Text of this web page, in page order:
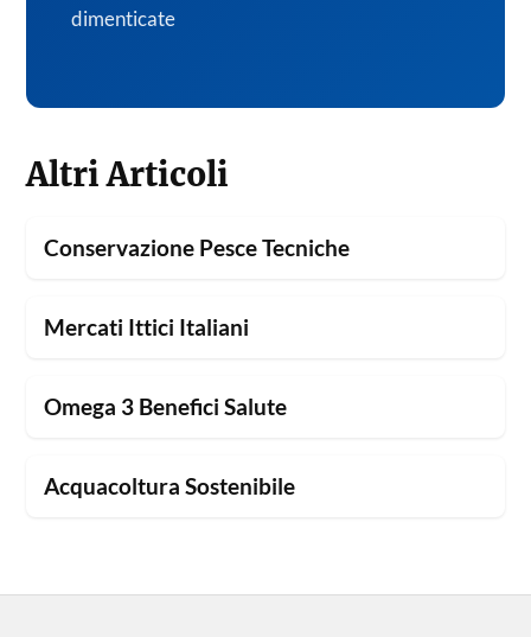
dimenticate
Altri Articoli
Conservazione Pesce Tecniche
Mercati Ittici Italiani
Omega 3 Benefici Salute
Acquacoltura Sostenibile